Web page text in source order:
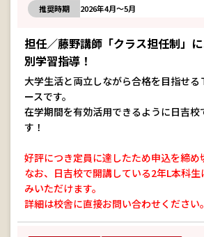
推奨時期 2026年4月～5月
担任／藤野講師「クラス担任制」
別学習指導！
大学生活と両立しながら合格を目指せる
ースです。
在学期間を有効活用できるように日吉校
す！
好評につき定員に達したため申込を締め
なお、日吉校で開講している2年L本科
みいただけます。
詳細は校舎に直接お問い合わせください。